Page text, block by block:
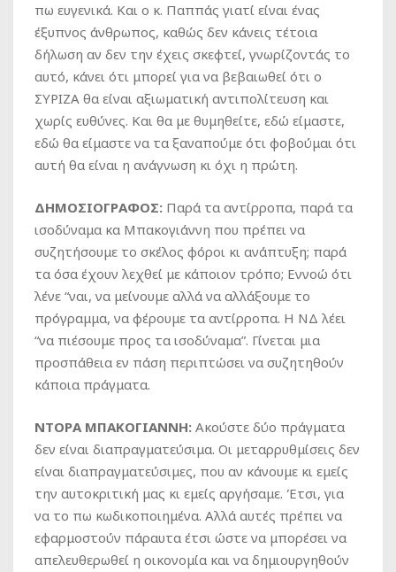
πω ευγενικά. Και ο κ. Παππάς γιατί είναι ένας
έξυπνος άνθρωπος, καθώς δεν κάνεις τέτοια
δήλωση αν δεν την έχεις σκεφτεί, γνωρίζοντάς το
αυτό, κάνει ότι μπορεί για να βεβαιωθεί ότι ο
ΣΥΡΙΖΑ θα είναι αξιωματική αντιπολίτευση και
χωρίς ευθύνες. Και θα με θυμηθείτε, εδώ είμαστε,
εδώ θα είμαστε να τα ξαναπούμε ότι φοβούμαι ότι
αυτή θα είναι η ανάγνωση κι όχι η πρώτη.
ΔΗΜΟΣΙΟΓΡΑΦΟΣ: Παρά τα αντίρροπα, παρά τα
ισοδύναμα κα Μπακογιάννη που πρέπει να
συζητήσουμε το σκέλος φόροι κι ανάπτυξη; παρά
τα όσα έχουν λεχθεί με κάποιον τρόπο; Εννοώ ότι
λένε “ναι, να μείνουμε αλλά να αλλάξουμε το
πρόγραμμα, να φέρουμε τα αντίρροπα. Η ΝΔ λέει
“να πιέσουμε προς τα ισοδύναμα”. Γίνεται μια
προσπάθεια εν πάση περιπτώσει να συζητηθούν
κάποια πράγματα.
ΝΤΟΡΑ ΜΠΑΚΟΓΙΑΝΝΗ: Ακούστε δύο πράγματα
δεν είναι διαπραγματεύσιμα. Οι μεταρρυθμίσεις δεν
είναι διαπραγματεύσιμες, που αν κάνουμε κι εμείς
την αυτοκριτική μας κι εμείς αργήσαμε. Έτσι, για
να το πω κωδικοποιημένα. Αλλά αυτές πρέπει να
εφαρμοστούν πάραυτα έτσι ώστε να μπορέσει να
απελευθερωθεί η οικονομία και να δημιουργηθούν